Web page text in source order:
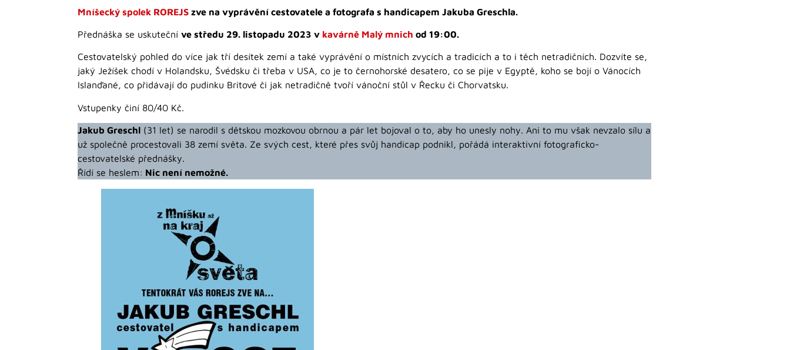
Mníšecký spolek ROREJS zve na vyprávění cestovatele a fotografa s handicapem Jakuba Greschla.
Přednáška se uskuteční ve středu 29. listopadu 2023 v kavárně Malý mnich od 19:00.
Cestovatelský pohled do více jak tří desítek zemí a také vyprávění o místních zvycích a tradicích a to i těch netradičních. Dozvíte se,
jaký Ježíšek chodí v Holandsku, Švédsku či třeba v USA, co je to černohorské desatero, co se pije v Egyptě, koho se bojí o Vánocích
Islanďané, co přidávají do pudinku Britové či jak netradičně tvoří vánoční stůl v Řecku či Chorvatsku.
Vstupenky činí 80/40 Kč.
Jakub Greschl (31 let) se narodil s dětskou mozkovou obrnou a pár let bojoval o to, aby ho unesly nohy. Ani to mu však nevzalo sílu a
už společně procestovali 38 zemí světa. Ze svých cest, které přes svůj handicap podnikl, pořádá interaktivní fotograficko-
cestovatelské přednášky.
Řídí se heslem: Nic není nemožné.